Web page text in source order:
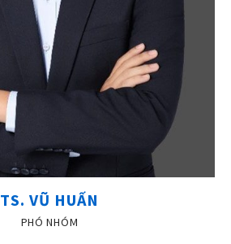
TS. VŨ HUẤN
PHÓ NHÓM